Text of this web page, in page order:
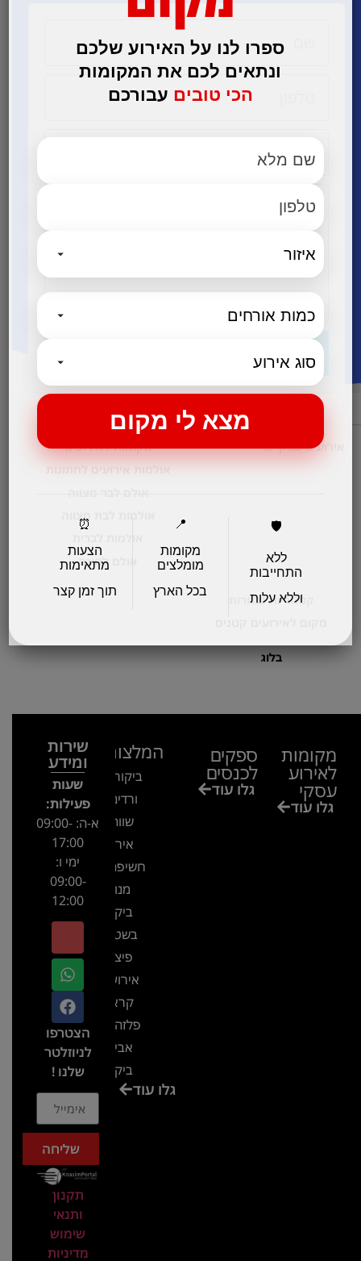
אירועים עסקיים
מקומות לאירועים
אולמות אירועים לחתונות
אולמות לבת מצווה
אולם לחינה
קטגוריות נבחרות
בלוג
מקומות
לאירוע
עסקי
גלו עוד
ספקים
לכנסים
גלו עוד
המלצות
ביקור בגן
ורדים –
שווה!!
אירוע
חשיפה- זיו
מנור
ביקור
בשטח-
פיצ'ר
אירועים
קראון
פלזה תל
אביב-
ביקור
בכנס
המסחרי
והתעשייתי
גלו עוד
שירות
ומידע
שעות
פעילות:
א-ה: 09:00-
17:00
ימי ו:
09:00-
12:00
הצטרפו
לניוזלטר
שלנו !
שליחה
תקנון
ותנאי
שימוש
מדיניות
ספרו לנו על האירוע שלכם
ונתאים לכם את המקומות
הכי טובים עבורכם
🛡️
ללא
התחייבות
וללא עלות
📍
מקומות
מומלצים
בכל הארץ
⏰
הצעות
מתאימות
תוך זמן קצר